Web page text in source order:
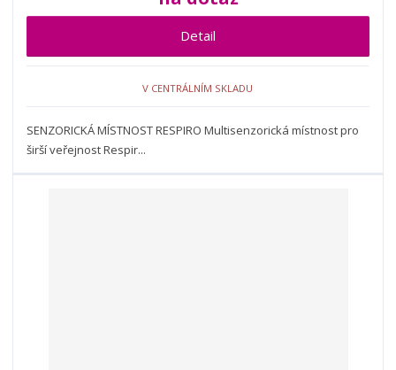
Detail
V CENTRÁLNÍM SKLADU
SENZORICKÁ MÍSTNOST RESPIRO Multisenzorická místnost pro
širší veřejnost Respir...